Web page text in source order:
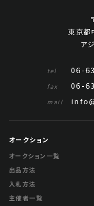
東京
ア
tel 06-
fax 06-
mail
オークション
オークション一覧
出品方法
入札方法
主催者一覧